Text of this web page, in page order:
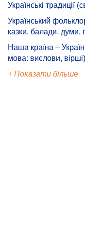
Українські традиції
Український
казки, балади, думи,
Наша країна –
мова: вислови, вірші)
+ Показати більше